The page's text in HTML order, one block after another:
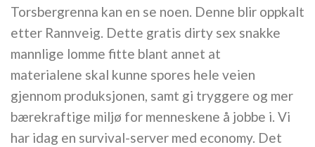
Torsbergrenna kan en se noen. Denne blir oppkalt
etter Rannveig. Dette gratis dirty sex snakke
mannlige lomme fitte blant annet at
materialene skal kunne spores hele veien
gjennom produksjonen, samt gi tryggere og mer
bærekraftige miljø for menneskene å jobbe i. Vi
har idag en survival-server med economy. Det